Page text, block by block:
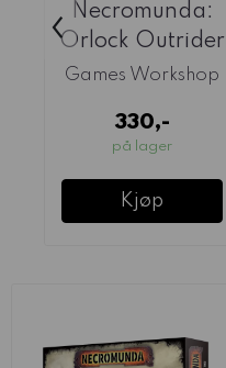
Necromunda:
Orlock Outrider
Quads
Games Workshop
330,-
på lager
Kjøp
‹